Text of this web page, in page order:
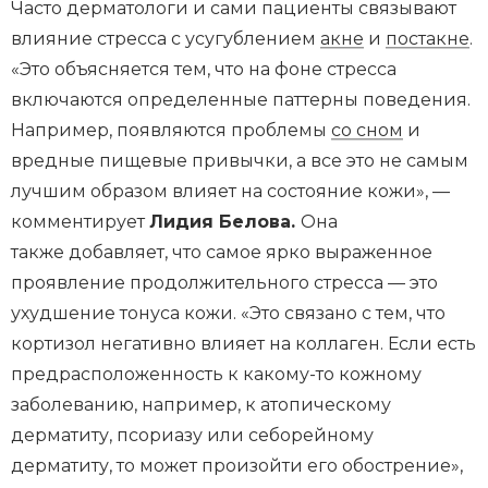
Часто дерматологи и сами пациенты связывают
влияние стресса с усугублением акне и постакне.
«Это объясняется тем, что на фоне стресса
включаются определенные паттерны поведения.
Например, появляются проблемы со сном и
вредные пищевые привычки, а все это не самым
лучшим образом влияет на состояние кожи», —
комментируетЛидия Белова. Она
также добавляет, что самое ярко выраженное
проявление продолжительного стресса — это
ухудшение тонуса кожи. «Это связано с тем, что
кортизол негативно влияет на коллаген. Если есть
предрасположенность к какому-то кожному
заболеванию, например, к атопическому
дерматиту, псориазу или себорейному
дерматиту, то может произойти его обострение»,